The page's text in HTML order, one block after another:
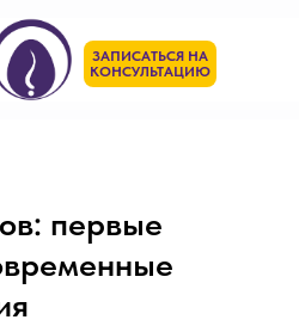
ЗАПИСАТЬСЯ НА
КОНСУЛЬТАЦИЮ
первые